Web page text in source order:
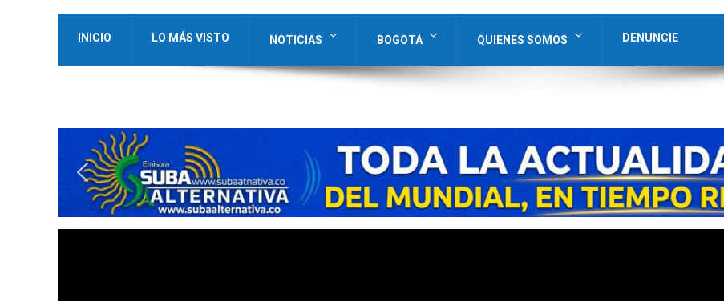
INICIO LO MÁS VISTO NOTICIAS BOGOTÁ QUIENES SOMOS DENUNCIE